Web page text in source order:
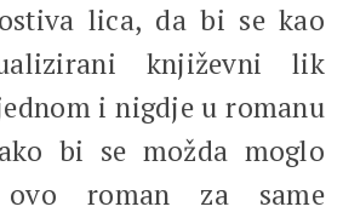
lica, da bi se kao
književni lik
i nigdje u romanu
bi se možda moglo
roman za same